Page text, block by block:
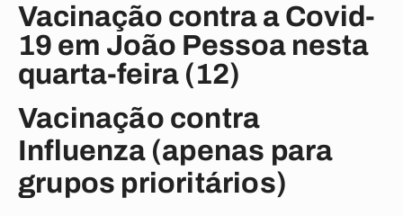
Vacinação contra a Covid-
19 em João Pessoa nesta
quarta-feira (12)
Vacinação contra
Influenza (apenas para
grupos prioritários)